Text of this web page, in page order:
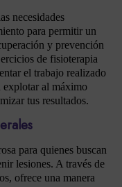
necesidades
para permitir un
y prevención
de fisioterapia
el trabajo realizado
explotar al máximo
tus resultados.
para quienes buscan
lesiones. A través de
ofrece una manera